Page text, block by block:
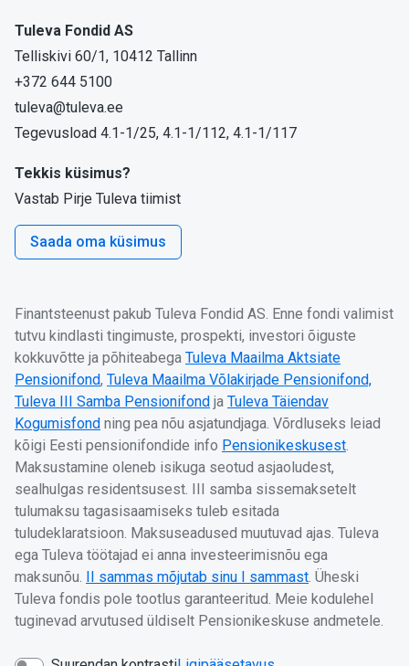
Tuleva Fondid AS
Telliskivi 60/1, 10412 Tallinn
+372 644 5100
tuleva@tuleva.ee
Tegevusload 4.1-1/25, 4.1-1/112, 4.1-1/117
Tekkis küsimus?
Vastab Pirje Tuleva tiimist
Saada oma küsimus
Finantsteenust pakub Tuleva Fondid AS. Enne fondi valimist
tutvu kindlasti tingimuste, prospekti, investori õiguste
kokkuvõtte ja põhiteabega Tuleva Maailma Aktsiate
Pensionifond, Tuleva Maailma Võlakirjade Pensionifond,
Tuleva III Samba Pensionifond ja Tuleva Täiendav
Kogumisfond ning pea nõu asjatundjaga. Võrdluseks leiad
kõigi Eesti pensionifondide info Pensionikeskusest.
Maksustamine oleneb isikuga seotud asjaoludest,
sealhulgas residentsusest. III samba sissemaksetelt
tulumaksu tagasisaamiseks tuleb esitada
tuludeklaratsioon. Maksuseadused muutuvad ajas. Tuleva
ega Tuleva töötajad ei anna investeerimisnõu ega
maksunõu. II sammas mõjutab sinu I sammast. Üheski
Tuleva fondis pole tootlus garanteeritud. Meie kodulehel
tuginevad arvutused üldiselt Pensionikeskuse andmetele.